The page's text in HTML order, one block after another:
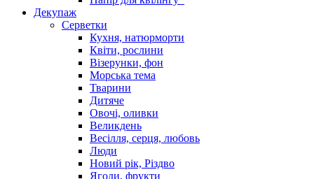
Декупаж
Серветки
Кухня, натюрморти
Квіти, рослини
Візерунки, фон
Морська тема
Тварини
Дитяче
Овочі, оливки
Великдень
Весілля, серця, любовь
Люди
Новий рік, Різдво
Ягоди, фрукти